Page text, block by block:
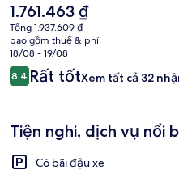
Giá
hiện
tại
là
1.761.463 ₫
1.761.463 ₫
Tổng 1.937.609 ₫
bao gồm thuế & phí
18/08 - 19/08
Nhận
xét
8,48,4 trên 10,
Rất tốtXem tất cả 32
Tiện nghi, dịch vụ nổi
Có bãi đậu xe